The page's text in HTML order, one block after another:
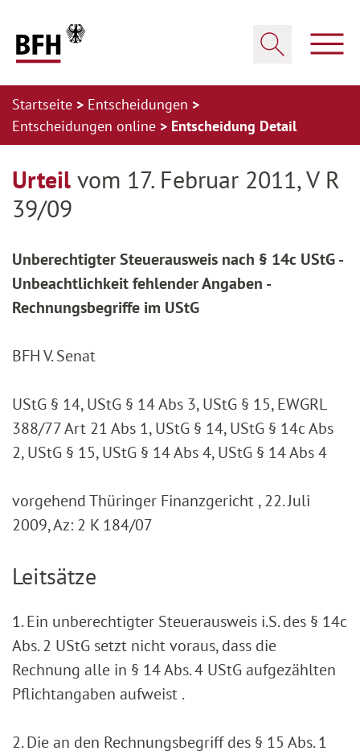
Startseite
Entscheidungen
Entscheidungen online
Entscheidung Detail
Urteil vom 17. Februar 2011, V R
39/09
Unberechtigter Steuerausweis nach § 14c UStG -
Unbeachtlichkeit fehlender Angaben -
Rechnungsbegriffe im UStG
BFH V. Senat
UStG § 14, UStG § 14 Abs 3, UStG § 15, EWGRL
388/77 Art 21 Abs 1, UStG § 14, UStG § 14c Abs
2, UStG § 15, UStG § 14 Abs 4, UStG § 14 Abs 4
vorgehend Thüringer Finanzgericht , 22. Juli
2009, Az: 2 K 184/07
Leitsätze
1. Ein unberechtigter Steuerausweis i.S. des § 14c
Abs. 2 UStG setzt nicht voraus, dass die
Rechnung alle in § 14 Abs. 4 UStG aufgezählten
Pflichtangaben aufweist .
2. Die an den Rechnungsbegriff des § 15 Abs. 1